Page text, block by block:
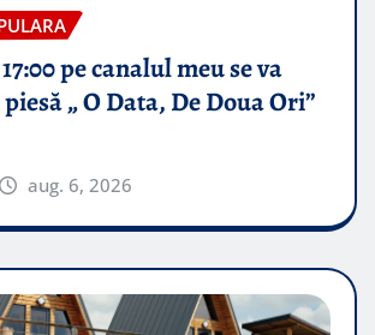
pe canalul meu se va
„ O Data, De Doua Ori”
aug. 6, 2026